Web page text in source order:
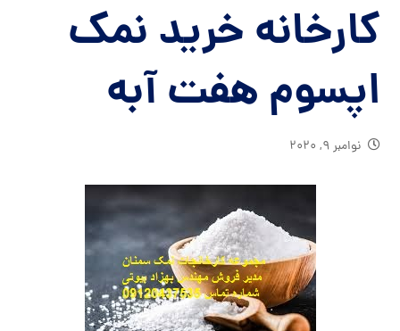
کارخانه خرید نمک
اپسوم هفت آبه
نوامبر ۹, ۲۰۲۰